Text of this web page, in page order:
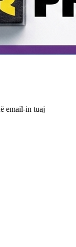
email-in tuaj